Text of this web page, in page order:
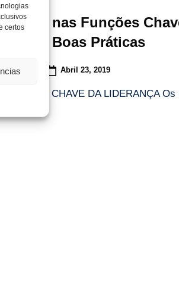
certos
nas Funções
e Boas Práticas
Costa Abril 23, 2019
FUNÇÕES CHAVE DA LIDERANÇA